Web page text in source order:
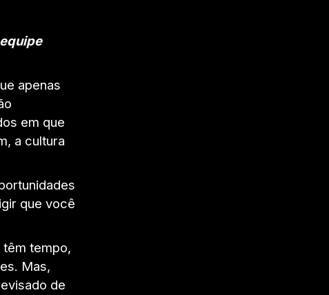
apenas
em que
a cultura
que você
têm tempo,
Mas,
de